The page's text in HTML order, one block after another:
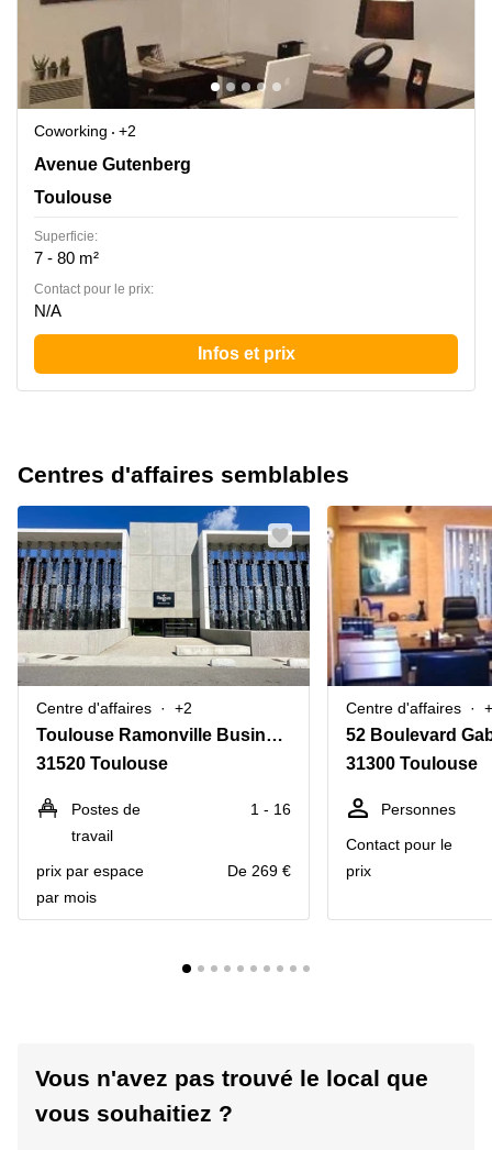
Coworking
+2
6 AVENUE GUTENBERG, Toulouse
Avenue Gutenberg
Toulouse
Superficie:
7 - 80 m²
Contact pour le prix:
N/A
Infos et prix
Centres d'affaires semblables
Centre d'affaires +2
Toulouse Ramonville Business Centre, 5 Avenue Pierre-Georges Latécoère,Bâtiment B
31520 Toulouse
Postes de
travail
1 - 16
prix par espace
par mois
De 269 €
Centre d'affaires
52 Boulevard
31300 Toulouse
Personnes
Contact pour le
prix
Vous n'avez pas trouvé le local que
vous souhaitiez ?